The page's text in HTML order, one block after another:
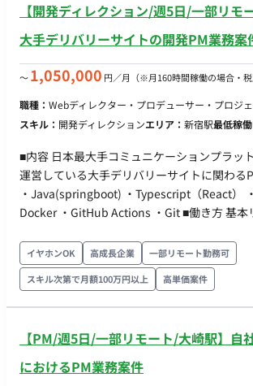
【開発ディレクション/週5日/一部リモ
大手デリバリーサイトの開発PM業務案
〜1,050,000 円／月 （※月160時間稼働の場合・税
職種： Webディレクター・プロデューサー・プロジ
スキル： 開発ディレクションエリア： 新宿駅最低稼働
■内容 日本最大手コミュニケーションプラッ
運営している大手デリバリーサイトに関わるPM業務 ■
・Java(springboot) ・Typescript（React）
Docker ・GitHub Actions ・Git ■働き方 基本リモートワーク ※
まいの方に限ります ■商流 エンド→弊
イヤホンOK 高成長企業
一部リモート勤務可
スキル次第で月額100万円以上
高単価案件
【PM/週5日/一部リモート/大崎駅】自
におけるPM業務案件